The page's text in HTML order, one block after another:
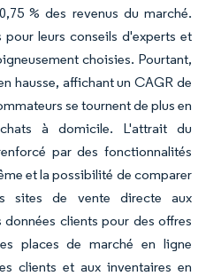
% des revenus du marché.
leurs conseils d'experts et
choisies. Pourtant,
hausse, affichant un CAGR de
se tournent de plus en
à domicile. L'attrait du
par des fonctionnalités
et la possibilité de comparer
sites de vente directe aux
clients pour des offres
places de marché en ligne
clients et aux inventaires en